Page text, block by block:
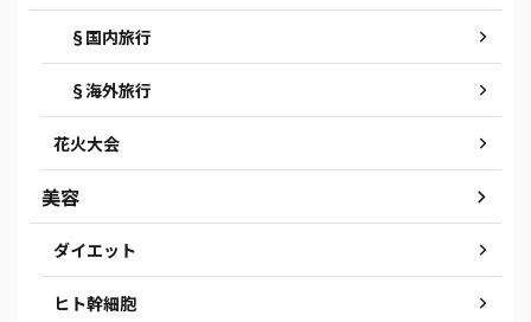
§国内旅行
§海外旅行
花火大会
美容
ダイエット
ヒト幹細胞